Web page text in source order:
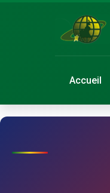
Accueil